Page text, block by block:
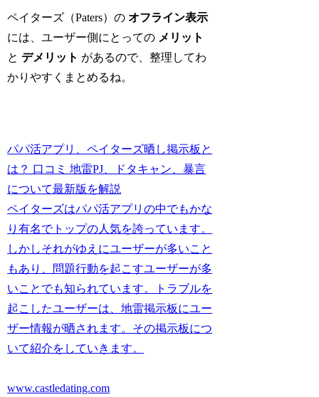
ペイターズ（Paters）のオフライン表示
には、ユーザー側にとっての メリット
とデメリット があるので、整理してわ
かりやすくまとめるね。
パパ活アプリ、ペイターズ晒し掲示板と
は？ 口コミ 地雷PJ、ドタキャン、暴言
について最新版を解説
ペイターズはパパ活アプリの中でもかな
り有名でトップの人気を誇っています。
しかしそれがゆえにユーザーが多いこと
もあり、問題行動を起こすユーザーが多
いことでも知られています。トラブルを
起こしたユーザーは、地雷掲示板にユー
ザー情報が晒されます。その掲示板につ
いて紹介をしていきます。
www.castledating.com